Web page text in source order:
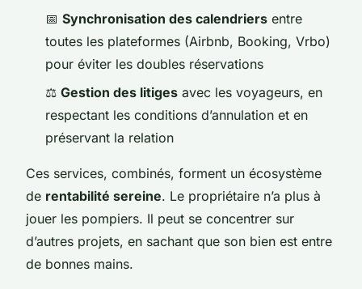
📅 Synchronisation des calendriers entre
toutes les plateformes (Airbnb, Booking, Vrbo)
pour éviter les doubles réservations
⚖️ Gestion des litiges avec les voyageurs, en
respectant les conditions d’annulation et en
préservant la relation
Ces services, combinés, forment un écosystème
de rentabilité sereine. Le propriétaire n’a plus à
jouer les pompiers. Il peut se concentrer sur
d’autres projets, en sachant que son bien est entre
de bonnes mains.